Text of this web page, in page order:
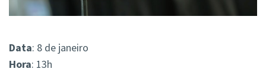
Data: 8 de janeiro
Hora: 13h